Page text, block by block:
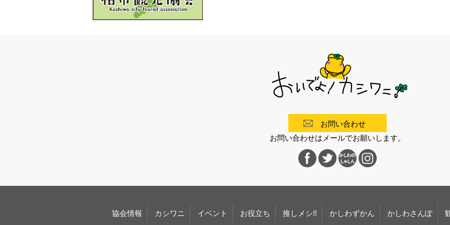
お問い合わせ
お問い合わせはメールでお願いします。
協会情報 カシワニ イベント お役立ち 推しメシ!! かしわずかん かしわさんぽ